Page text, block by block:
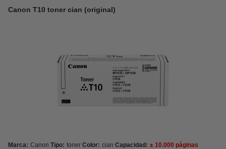
Canon T10 toner cian (original)
Marca: Canon Tipo: toner Color: cian Capacidad: ± 10.000 páginas